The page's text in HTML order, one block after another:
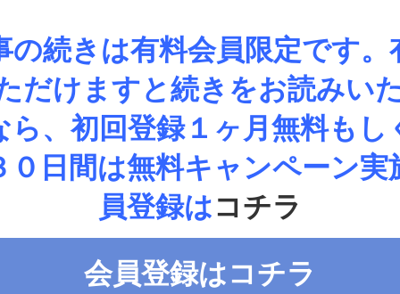
の続きは有料会員限定です。
だけますと続きをお読みい
ら、初回登録１ヶ月無料もし
０日間は無料キャンペーン実
員登録はコチラ
会員登録はコチラ